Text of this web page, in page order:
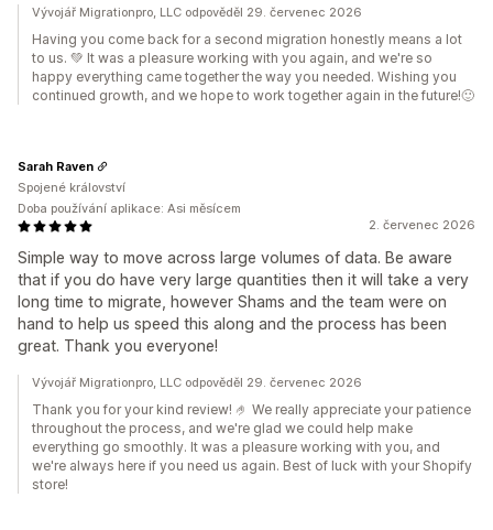
Vývojář Migrationpro, LLC odpověděl 29. červenec 2026
Having you come back for a second migration honestly means a lot
to us. 💚 It was a pleasure working with you again, and we're so
happy everything came together the way you needed. Wishing you
continued growth, and we hope to work together again in the future!🙂
2. červenec 2026
Simple way to move across large volumes of data. Be aware
that if you do have very large quantities then it will take a very
long time to migrate, however Shams and the team were on
hand to help us speed this along and the process has been
great. Thank you everyone!
Sarah Raven
Spojené království
Doba používání aplikace: Asi měsícem
Vývojář Migrationpro, LLC odpověděl 29. červenec 2026
Thank you for your kind review! 🤌 We really appreciate your patience
throughout the process, and we're glad we could help make
everything go smoothly. It was a pleasure working with you, and
we're always here if you need us again. Best of luck with your Shopify
store!